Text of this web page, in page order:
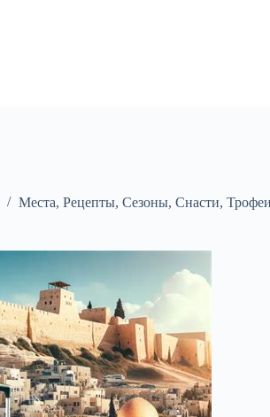
Места, Рецепты, Сезоны, Снасти, Трофеи